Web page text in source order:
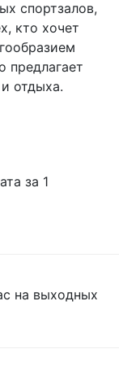
спортзалов,
кто хочет
предлагает
отдыха.
за 1
на выходных